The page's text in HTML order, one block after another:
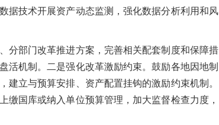
据技术开展资产动态监测，强化数据分析利用和风
分部门改革推进方案，完善相关配套制度和保障措
活机制。二是强化改革激励约束。鼓励各地因地制
立与预算安排、资产配置挂钩的激励约束机制。
国库或纳入单位预算管理，加大监督检查力度，